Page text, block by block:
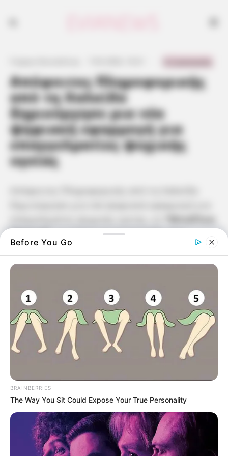
Απόφοιτος Πληροφορικής
από τη Χαλκίδα
δημιούργησε μια νέα
ψηφιακή εφαρμογή για
επαγγελματίες ψυχικής
υγείας
, με στόχο να υποστηρίξει πιο
οργανωμένα την καθημερινή πρακτική της
ψυχοθεραπείας.
Η εφαρμογή έχει σχεδιαστεί ώστε να βοηθά
θεραπευτές και θεραπευόμενους να
εφαρμόζουν τη Γνωσιακή Συμπεριφορική
Θεραπεία (CBT) μέσα από ασκήσεις,
καταγραφή σκέψεων και παρακολούθηση της
Before You Go
BRAINBERRIES
The Way You Sit Could Expose Your True Personality